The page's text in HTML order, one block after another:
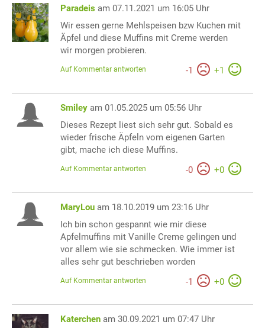
Paradeis am 07.11.2021 um 16:05 Uhr
Wir essen gerne Mehlspeisen bzw Kuchen mit
Äpfel und diese Muffins mit Creme werden
wir morgen probieren.
-1 +1
Auf Kommentar antworten
Smiley am 01.05.2025 um 05:56 Uhr
Dieses Rezept liest sich sehr gut. Sobald es
wieder frische Äpfeln vom eigenen Garten
gibt, mache ich diese Muffins.
-0 +0
Auf Kommentar antworten
MaryLou am 18.10.2019 um 23:16 Uhr
Ich bin schon gespannt wie mir diese
Apfelmuffins mit Vanille Creme gelingen und
vor allem wie sie schmecken. Wie immer ist
alles sehr gut beschrieben worden
-1 +0
Auf Kommentar antworten
Katerchen am 30.09.2021 um 07:47 Uhr